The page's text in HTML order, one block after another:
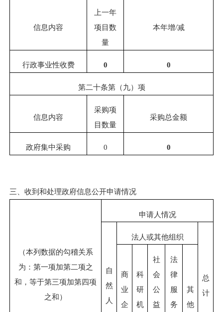
信息内容
上一年
项目数
量
本年增/减
行政事业性收费 0 0
第二十条第（九）项
信息内容
采购项
目数量
采购总金额
政府集中采购 0 0
三、收到和处理政府信息公开申请情况
（本列数据的勾稽关系
为：第一项加第二项之
和，等于第三项加第四项
之和）
申请人情况
自
然
人
法人或其他组织
总
计
商
业
企
科
研
机
社
会
公
益
法
律
服
务
其
他